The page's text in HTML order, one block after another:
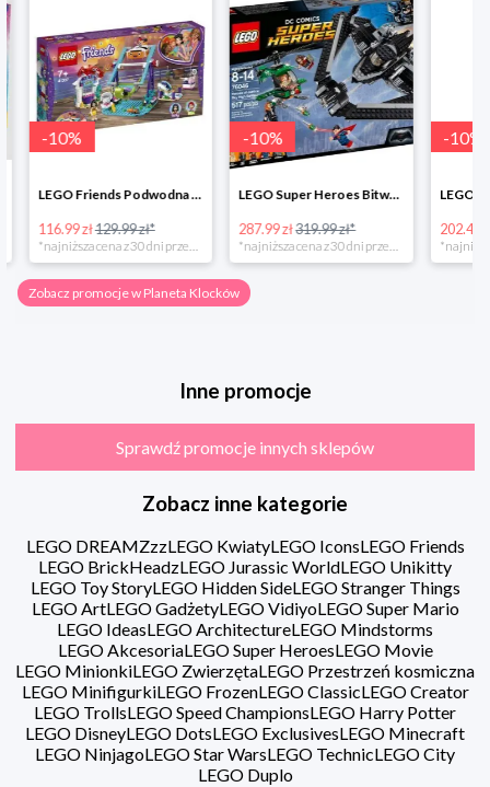
10%
LEGO Friends Podwodna Frajda w super cenie
116.99 zł129.99 zł*
*najniższa cena z 30 dni przed obniżką
10%
LEGO Super Heroes Bitwa powietrzna w super cenie
287.99 zł 319.99 zł*
*najniższa cena z 30 dni przed obniżką
10%
202.49 zł
Zobacz promocje w Planeta Klocków
Inne promocje
Sprawdź promocje innych sklepów
Zobacz inne kategorie
LEGO DREAMZzzLEGO KwiatyLEGO IconsLEGO Friends
LEGO BrickHeadzLEGO Jurassic WorldLEGO Unikitty
LEGO Toy StoryLEGO Hidden SideLEGO Stranger Things
LEGO ArtLEGO GadżetyLEGO VidiyoLEGO Super Mario
LEGO IdeasLEGO ArchitectureLEGO Mindstorms
LEGO AkcesoriaLEGO Super HeroesLEGO Movie
LEGO MinionkiLEGO ZwierzętaLEGO Przestrzeń kosmiczna
LEGO MinifigurkiLEGO FrozenLEGO ClassicLEGO Creator
LEGO TrollsLEGO Speed ChampionsLEGO Harry Potter
LEGO DisneyLEGO DotsLEGO ExclusivesLEGO Minecraft
LEGO NinjagoLEGO Star WarsLEGO TechnicLEGO City
LEGO Duplo